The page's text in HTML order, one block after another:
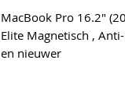
MacBook Pro 16.2"
Elite Magnetisch ,
en nieuwer